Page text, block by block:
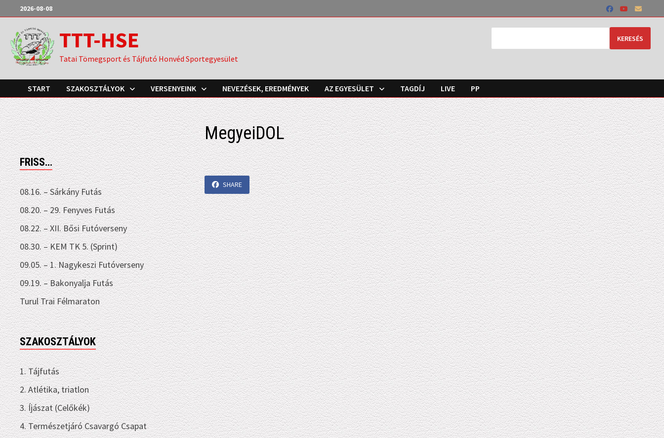
to
content
2026-08-08
TTT-HSE
Tatai Tömegsport és Tájfutó Honvéd Sportegyesület
KERESÉS
START SZAKOSZTÁLYOK VERSENYEINK NEVEZÉSEK, EREDMÉNYEK AZ EGYESÜLET TAGDÍJ LIVE PP
MegyeiDOL
SHARE
FRISS…
08.16. – Sárkány Futás
08.20. – 29. Fenyves Futás
08.22. – XII. Bősi Futóverseny
08.30. – KEM TK 5. (Sprint)
09.05. – 1. Nagykeszi Futóverseny
09.19. – Bakonyalja Futás
Turul Trai Félmaraton
SZAKOSZTÁLYOK
1. Tájfutás
2. Atlétika, triatlon
3. Íjászat (Celőkék)
4. Természetjáró Csavargó Csapat